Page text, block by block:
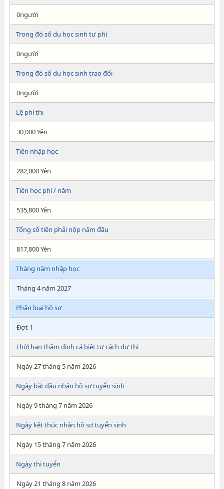
0người
Trong đó số du học sinh tư phí
0người
Trong đó số du học sinh trao đổi
0người
Lệ phí thi
30,000 Yên
Tiền nhập học
282,000 Yên
Tiền học phí / năm
535,800 Yên
Tổng số tiền phải nộp năm đầu
817,800 Yên
Tháng năm nhập học
Tháng 4 năm 2027
Phân loại hồ sơ
Đợt 1
Thời hạn thẩm định cá biệt tư cách dự thi
Ngày 27 tháng 5 năm 2026
Ngày bắt đầu nhận hồ sơ tuyển sinh
Ngày 9 tháng 7 năm 2026
Ngày kết thúc nhận hồ sơ tuyển sinh
Ngày 15 tháng 7 năm 2026
Ngày thi tuyển
Ngày 21 tháng 8 năm 2026